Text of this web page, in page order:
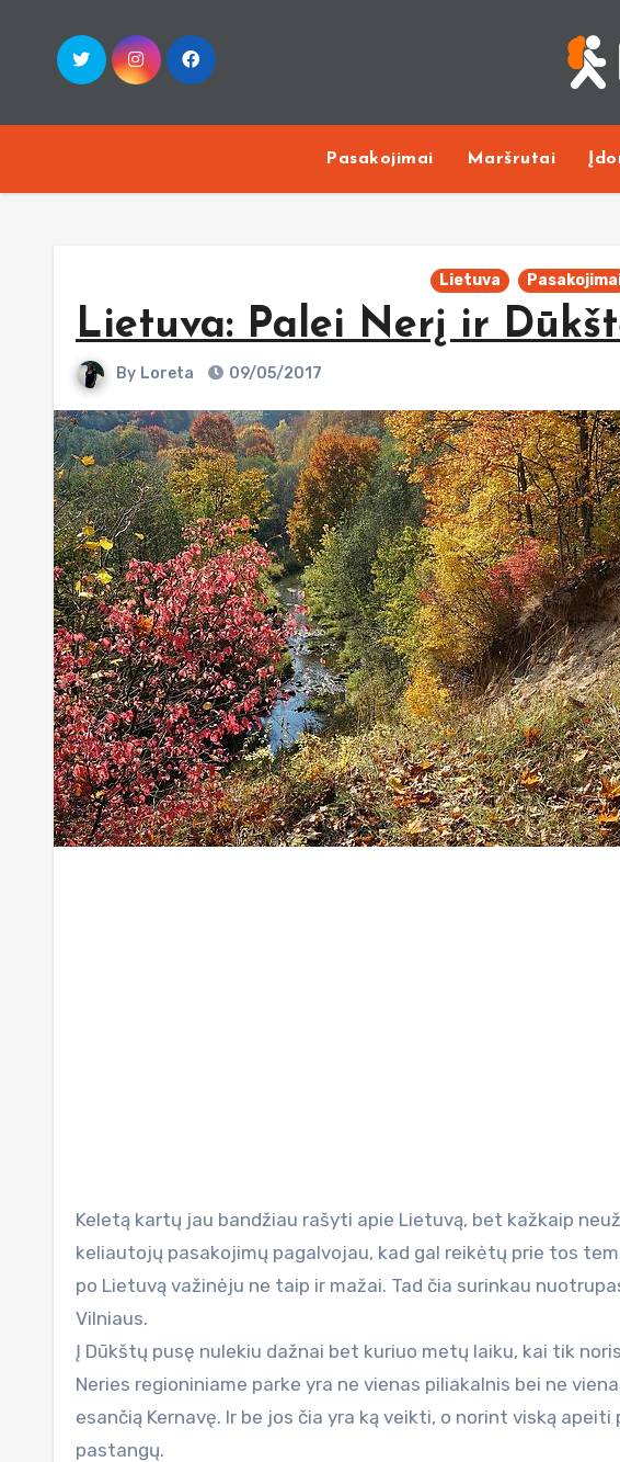
content
Pasakojimai Maršrutai
Lietuva
Lietuva: Palei Nerį ir
By Loreta 09/05/2017
Keletą kartų jau bandžiau rašyti apie Lietuvą, bet kažkaip neužsikabinau ir tą reikalą užmečiau. Bet po kolegų
keliautojų pasakojimų pagalvojau, kad gal reikėtų prie tos
po Lietuvą važinėju ne taip ir mažai. Tad čia surinkau
Vilniaus.
Į Dūkštų pusę nulekiu dažnai bet kuriuo metų laiku, kai tik
Neries regioniniame parke yra ne vienas piliakalnis bei ne
esančią Kernavę. Ir be jos čia yra ką veikti, o norint viską
pastangų.